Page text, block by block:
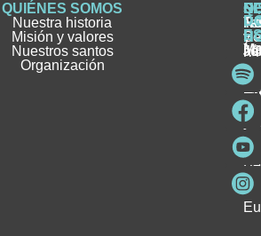
QUIÉNES SOMOS
Nuestra historia
Misión y valores
Nuestros santos
Organización
e
y
y